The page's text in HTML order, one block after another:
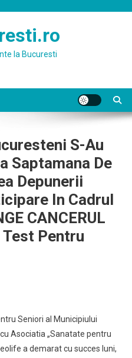
la Bucuresti
S-Au
Saptamana De
Depunerii
In Cadrul
CANCERUL
Test Pentru
Seniori al Municipiului
Asociatia „Sanatate pentru
a demarat cu succes luni,